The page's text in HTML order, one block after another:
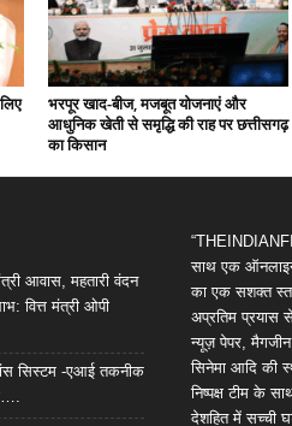
भरपूर खाद-बीज, मजबूत योजनाएं और
आधुनिक खेती से समृद्धि की राह पर छत्तीसगढ़
का किसान
आवास, महतारी वंदन
वित्त मंत्री ओपी
सिस्टम -एआई तकनीक
साथ एक ऑनलाइन
का एक सशक्त
अप्रतिम प्रयास से
न्यूज़ पेपर,
सिनेमा आदि की
निष्पक्ष टीम के
देशहित में सच्ची